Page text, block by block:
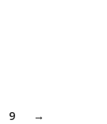
9 →